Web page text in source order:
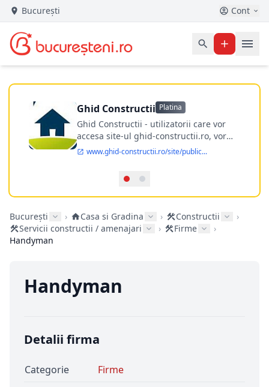
București Cont
Ghid Constructii Platina
Ghid Constructii - utilizatorii care vor
accesa site-ul ghid-constructii.ro, vor
putea afla datele de contact al firmelor
de constructii din Bucuresti si din toata
amenajarilor si constructiilor, articole cu
sfaturi de la Mesterul Casei.
www.ghid-constructii.ro/site/public...
București › Casa si Gradina › Constructii
›
Servicii constructii / amenajari
› Firme
›
Handyman
Handyman
Detalii firma
Categorie Firme